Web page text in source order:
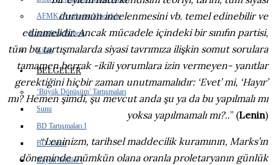
AFMK (Antifaşist Mücadele
Komiteleri) Bülteni
Kitap
BELGELER
‘Büyük Dönüşüm’ Tartışmaları
Sunu
BD Tartışmaları I
BD Yazısı
Büyük Tehlike I
durumun incelenmesini vb. temel edinebilir ve
edinmelidir. Ancak mücadele içindeki bir sınıfın partisi,
tüm bu tartışmalarda siyasi tavrımıza ilişkin somut sorulara
tamamen berrak -ikili yorumlara izin vermeyen- yanıtlar
gerektiğini hiçbir zaman unutmamalıdır: ‘Evet’ mi, ‘Hayır’
mı? Hemen şimdi, şu mevcut anda şu ya da bu yapılmalı mı
yoksa yapılmamalı mı?..” (Lenin)
“Leninizm, tarihsel maddecilik kuramının, Marks’ın
döneminde mümkün olana oranla proletaryanın günlük